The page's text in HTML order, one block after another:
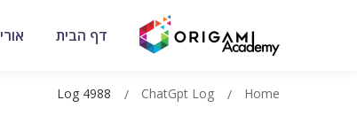
דף הבית
Home
ChatGpt Log
Log 4988